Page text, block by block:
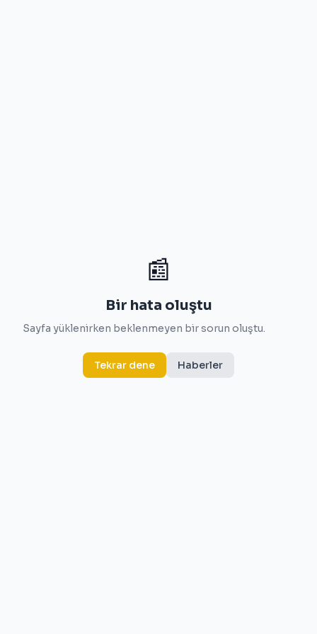
📰
Bir hata oluştu
Sayfa yüklenirken beklenmeyen bir sorun oluştu.
Tekrar dene Haberler